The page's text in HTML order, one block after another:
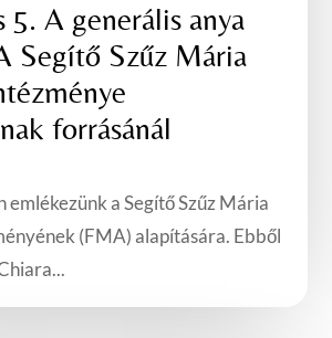
5. A generális anya
Segítő Szűz Mária
forrásánál
emlékezünk a Segítő Szűz Mária
(FMA) alapítására. Ebből